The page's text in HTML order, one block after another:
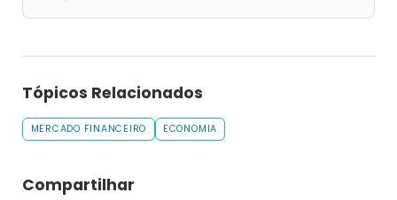
Tópicos Relacionados
MERCADO FINANCEIRO ECONOMIA
Compartilhar